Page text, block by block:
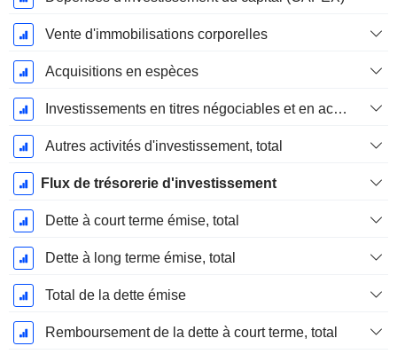
Vente d'immobilisations corporelles
Acquisitions en espèces
Investissements en titres négociables et en actions, total
Autres activités d'investissement, total
Flux de trésorerie d'investissement
Dette à court terme émise, total
Dette à long terme émise, total
Total de la dette émise
Remboursement de la dette à court terme, total